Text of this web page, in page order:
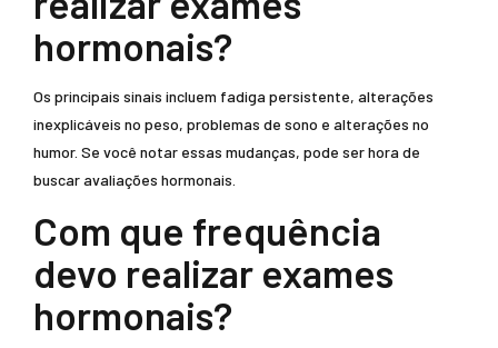
hormonais?
Os principais sinais incluem fadiga persistente, alterações
inexplicáveis no peso, problemas de sono e alterações no
humor. Se você notar essas mudanças, pode ser hora de
buscar avaliações hormonais.
Com que frequência
devo realizar exames
hormonais?